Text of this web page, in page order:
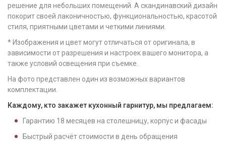
решение для небольших помещений. А скандинавский дизайн
покорит своей лаконичностью, функциональностью, красотой
стиля, приятными цветами и четкими линиями.
* Изображения и цвет могут отличаться от оригинала, в
зависимости от разрешения и настроек вашего монитора, а
также условий освещения при съемке.
На фото представлен один из возможных вариантов
комплектации.
Каждому, кто закажет кухонный гарнитур, мы предлагаем:
Гарантию 18 месяцев на столешницу, корпус и фасады
Быстрый расчёт стоимости в день обращения